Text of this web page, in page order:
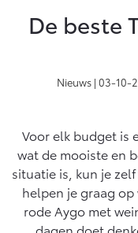
Klantbeoordelingen
Vanaf € 23.750,-
Yaris Cross
HYBRIDE
Vanaf € 31.895,-
Werkplaatsafspraak
APK
Airco check
Vakantiecheck
Hybride Zekerheid
Toyota
Diensten
Wat is Private Lease?
Bereken je
Private Lease voor
Zakelijk
Zakelijk
Toyota voor de zaak
Leaserijder
Contact en
De beste
Nieuws | 03-10-
Voor elk budget is
wat de mooiste en
situatie is, kun je
helpen je graag op
rode Aygo met